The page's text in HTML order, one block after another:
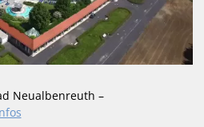
Neualbenreuth –